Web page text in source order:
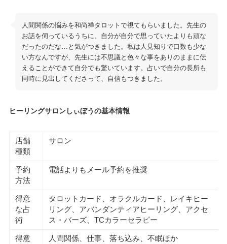
人間関係の悩みを和尚禅タロットで視てもらいました。先生の
お話を伺っているうちに、自分が自分で思っていたよりも頑な
だったのだな…と気がつきました。私は人見知りで口数も少な
い方なんですが、先生には不思議と色々な事をありのままに伝
えることができて自分でも驚いています。占いで自分の長所も
同時に見出してくださって、自信もつきました。
ヒーリングサロンしぃぼうの基本情報
店舗
種類
サロン
予約
方法
電話よりもメール予約を推奨
得意
な占
術
タロットカード、オラクルカード、レイキヒー
リング、アバンダンティアヒーリング、アクセ
ス・バーズ、TCカラーセラピー
得意
人間関係、仕事、落ち込み、不眠ほか